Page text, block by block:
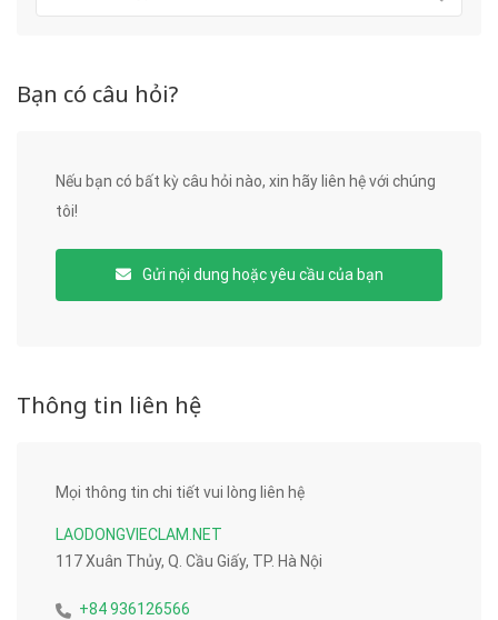
Bạn có câu hỏi?
Nếu bạn có bất kỳ câu hỏi nào, xin hãy liên hệ với chúng
tôi!
Gửi nội dung hoặc yêu cầu của bạn
Thông tin liên hệ
Mọi thông tin chi tiết vui lòng liên hệ
LAODONGVIECLAM.NET
117 Xuân Thủy, Q. Cầu Giấy, TP. Hà Nội
+84 936126566